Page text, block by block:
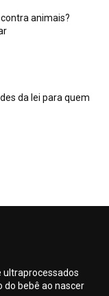
animais?
da lei para quem
ultraprocessados
do bebê ao nascer